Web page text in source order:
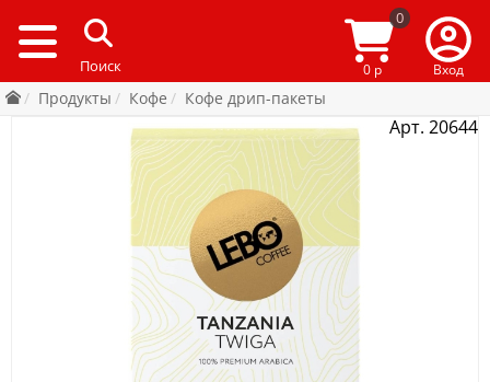
0
0 р Вход
Продукты Кофе Кофе дрип-пакеты
Арт. 20644